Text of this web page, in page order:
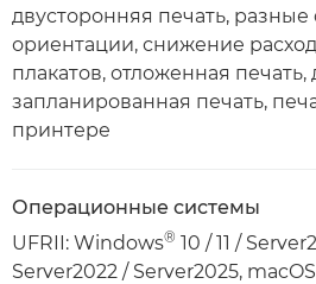
двусторонняя печать,
ориентации, снижение
плакатов, отложенная печать,
запланированная печать,
принтере
Операционные системы
UFRII: Windows® 10 / 11 /
Server2022 / Server2025,